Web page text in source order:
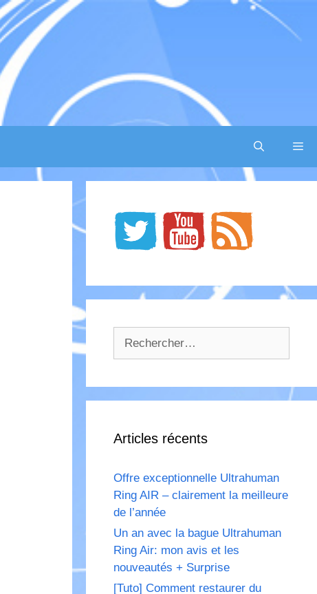
Articles récents
Offre exceptionnelle Ultrahuman
Ring AIR – clairement la meilleure
de l’année
Un an avec la bague Ultrahuman
Ring Air: mon avis et les
nouveautés + Surprise
[Tuto] Comment restaurer du